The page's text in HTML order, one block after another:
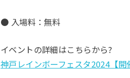
● 入場料：無料
イベントの詳細はこちらから?
神戸レインボーフェスタ2024